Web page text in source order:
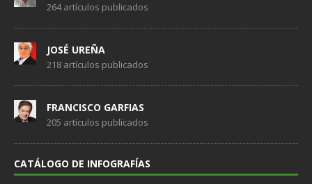
264 artículos publicados
JOSÉ UREÑA
218 artículos publicados
FRANCISCO GARFIAS
205 artículos publicados
CATÁLOGO DE INFOGRAFÍAS